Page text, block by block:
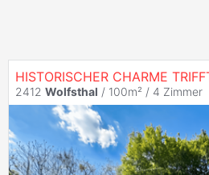
2412 Wolfsthal / 100m² / 4 Zimmer